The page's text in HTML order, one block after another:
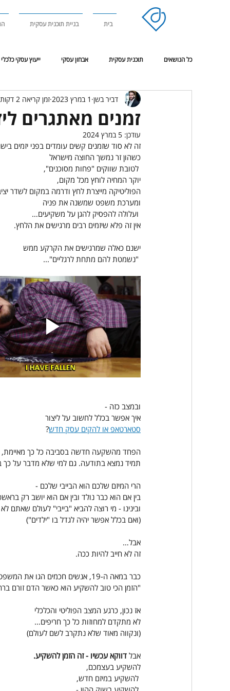
בית בניית תוכנית עסקית
כל הנושאים תוכנית עסקית אבחון עסקי ייעוץ עסקי כלכלי
אימון מנטאלי ניהול עסק בסביבת משבר או מלחמה
זמנים מאתגרים
דביר בשן 1 במרץ 2023 זמן קריאה 2 דקות
עודכן: 5 במרץ 2024
זה לא סוד שזמנים קשים עומדים בפני יזמים
כשהון זר נמשך החוצה מישראל
יוקר המחיה לוחץ מכל מקום,
הפוליטיקה מייצרת לחץ ודרמה במקום לשדר
ומערכת משפט שמשנה את פניה
אין זה פלא שיזמים רבים מרגישים את הלחץ.
ישנם כאלה שמרגישים את הקרקע ממש
ובמצב כזה -
איך אפשר בכלל לחשוב על ליצור
סטארטאפ או להקים עסק חדש?
הפחד מהשקעה חדשה בסביבה כל כך מאיימת,
תמיד נמצא בתודעה. גם למי שלא מדבר על כך
הרי המיזם שלכם הוא הבייבי שלכם -
בין אם הוא כבר נולד ובין אם הוא יושב רק
ובינינו - מי רוצה להביא "בייבי" לעולם שאתם לא
(ואם בכלל אפשר יהיה לגדל בו "ילדים")
אבל…
זה לא חייב להיות ככה.
כבר במאה ה-19, אנשים חכמים הגו את המשפט:
"הזמן הכי טוב להשקיע הוא כאשר הדם זורם
אז נכון, כרגע המצב הפוליטי והכלכלי
לא מתקדם למחוזות כל כך חריפים…
(ונקווה מאוד שלא נתקרב לשם לעולם)
אבל דווקא עכשיו - זה הזמן להשקיע.
להשקיע בעצמכם,